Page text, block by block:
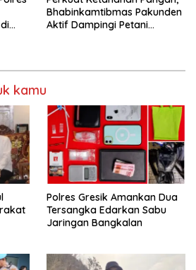
Bhabinkamtibmas Pakunden
Aktif Dampingi Petani
kamu
Polres Gresik Amankan Dua
Tersangka Edarkan Sabu
Jaringan Bangkalan